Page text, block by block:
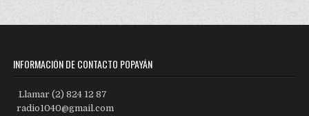
INFORMACIÓN DE CONTACTO POPAYÁN
Llamar (2) 824 12 87
radio1040@gmail.com